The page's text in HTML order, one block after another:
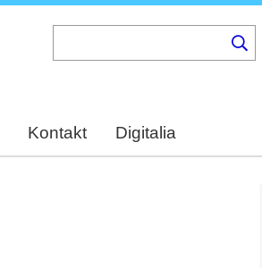
Kontakt Digitalia